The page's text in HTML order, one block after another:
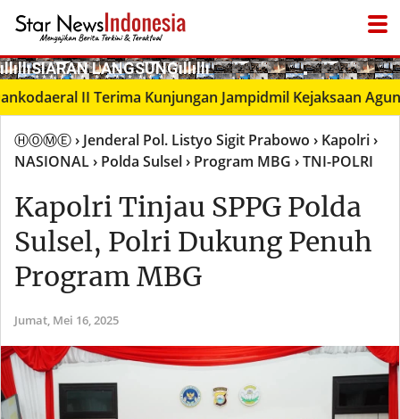
­ıllıllıS͙I͙A͙R͙A͙N͙ L͙A͙N͙G͙S͙U͙N͙G͙ıllıllı
II Terima Kunjungan Jampidmil Kejaksaan Agung
ⒽⓄⓂⒺ› Jenderal Pol. Listyo Sigit Prabowo › Kapolri›
NASIONAL› Polda Sulsel› Program MBG › TNI-POLRI
Kapolri Tinjau SPPG Polda
Sulsel, Polri Dukung Penuh
Program MBG
Jumat, Mei 16, 2025